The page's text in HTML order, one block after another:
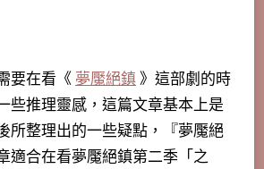
要在看《 夢魘絕鎮》這部劇的時
些推理靈感，這篇文章基本上是
所整理出的一些疑點，『夢魘絕
適合在看夢魘絕鎮第二季「之